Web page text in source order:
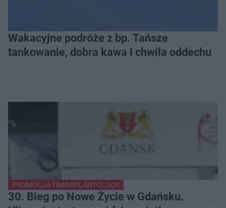
Wakacyjne podróże z bp. Tańsze
tankowanie, dobra kawa i chwila oddechu
PROMOCJA TRANSPLANTOLOGII
30. Bieg po Nowe Życie w Gdańsku.